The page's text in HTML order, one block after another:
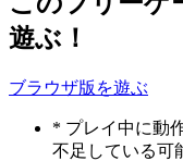
遊ぶ！
ブラウザ版を遊ぶ
* プレイ中に動
不足している可